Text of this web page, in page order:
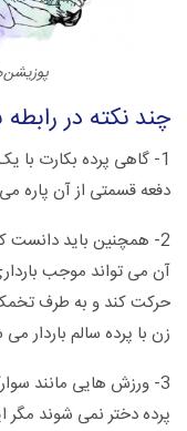
چند نکته در رابطه
1- گاهی پرده بکارت با
دفعه قسمتی از آن پاره
2- همچنین باید دانست
آن می تواند موجب
حرکت کند و به طرف تخمک
زن با پرده سالم باردار
3- ورزش هایی مانند
پرده دختر نمی شوند مگر